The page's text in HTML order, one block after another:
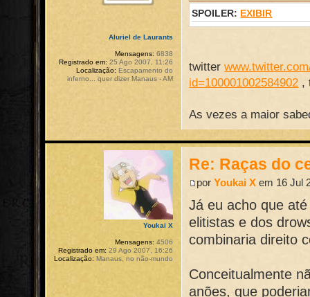
SPOILER: EXIBIR
twitter
id=100001002584902 ,
As vezes a maior
Aluriel de Laurants
Mensagens: 6838
Registrado em: 25 Ago 2007, 11:26
Localização: Escapamento do
inferno... quer dizer Manaus - AM
Re: Raças do
porYoukai X em 16 Jul
Já eu acho que
elitistas e dos
combinaria direito
Conceitualmente
anões, que
Youkai X
Mensagens: 4506
Registrado em: 29 Ago 2007, 16:26
Localização: Manaus, no não-mundo